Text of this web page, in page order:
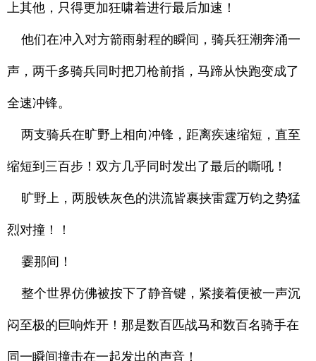
上其他，只得更加狂啸着进行最后加速！
他们在冲入对方箭雨射程的瞬间，骑兵狂潮奔涌一
声，两千多骑兵同时把刀枪前指，马蹄从快跑变成了
全速冲锋。
两支骑兵在旷野上相向冲锋，距离疾速缩短，直至
缩短到三百步！双方几乎同时发出了最后的嘶吼！
旷野上，两股铁灰色的洪流皆裹挟雷霆万钧之势猛
烈对撞！！
霎那间！
整个世界仿佛被按下了静音键，紧接着便被一声沉
闷至极的巨响炸开！那是数百匹战马和数百名骑手在
同一瞬间撞击在一起发出的声音！